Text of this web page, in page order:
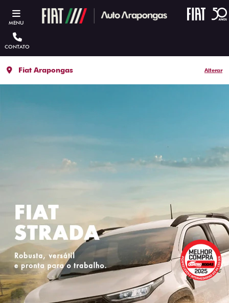
MENU
CONTATO
Fiat Arapongas Alterar